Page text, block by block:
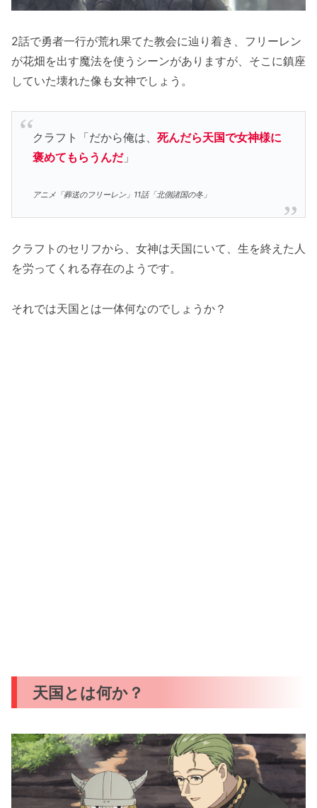
2話で勇者一行が荒れ果てた教会に辿り着き、フリーレン
が花畑を出す魔法を使うシーンがありますが、そこに鎮座
していた壊れた像も女神でしょう。
クラフト「だから俺は、 死んだら天国で女神様に
褒めてもらうんだ」
アニメ「葬送のフリーレン」11話「北側諸国の冬」
クラフトのセリフから、女神は天国にいて、生を終えた人
を労ってくれる存在のようです。
それでは天国とは一体何なのでしょうか？
天国とは何か？